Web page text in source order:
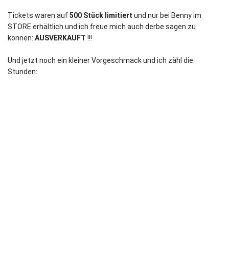
Tickets waren auf500 Stück limitiert und nur bei Benny im
STORE erhältlich und ich freue mich auch derbe sagen zu
können: AUSVERKAUFT !!!
Und jetzt noch ein kleiner Vorgeschmack und ich zähl die
Stunden: